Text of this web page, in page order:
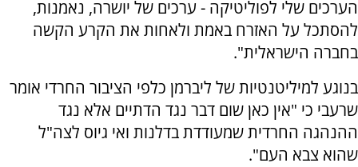
הערכים שלי לפוליטיקה - ערכים של יושרה, נאמנות,
להסתכל על האזרח באמת ולאחות את הקרע הקשה
בחברה הישראלית".
בנוגע למיליטנטיות של ליברמן כלפי הציבור החרדי אומר
שרעבי כי "אין כאן שום דבר נגד הדתיים אלא נגד
ההנהגה החרדית שמעודדת בדלנות ואי גיוס לצה"ל
שהוא צבא העם".